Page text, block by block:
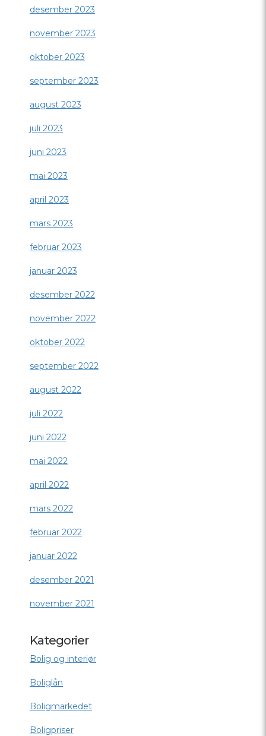
desember 2023
november 2023
oktober 2023
september 2023
august 2023
juli 2023
juni 2023
mai 2023
april 2023
mars 2023
februar 2023
januar 2023
desember 2022
november 2022
oktober 2022
september 2022
august 2022
juli 2022
juni 2022
mai 2022
april 2022
mars 2022
februar 2022
januar 2022
desember 2021
november 2021
Kategorier
Bolig og interiør
Boliglån
Boligmarkedet
Boligpriser